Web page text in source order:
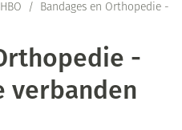
/ Bandages en Orthopedie -
-
verbanden